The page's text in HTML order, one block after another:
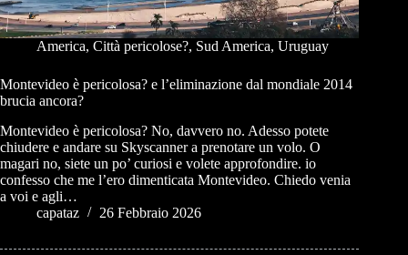
America, Città pericolose?, Sud America, Uruguay
Montevideo è pericolosa? e l’eliminazione dal mondiale 2014
brucia ancora?
Montevideo è pericolosa? No, davvero no. Adesso potete
chiudere e andare su Skyscanner a prenotare un volo. O
magari no, siete un po’ curiosi e volete approfondire. io
confesso che me l’ero dimenticata Montevideo. Chiedo venia
a voi e agli…
capataz
26 Febbraio 2026